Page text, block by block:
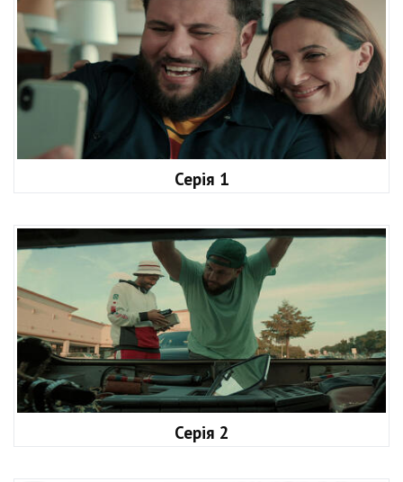
Серія 1
Серія 2